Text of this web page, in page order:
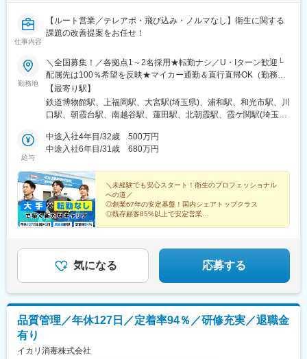
仕事内容
【ルート営業／テレアポ・飛び込み・ノルマなし】衛生に関する
課題の改善提案をお任せ！
勤務地
＼全国募集！／各拠点1～2名採用★転勤ナシ／U・Iターン歓迎└
配属先は100％希望を反映★マイカー通勤＆直行直帰OK（勤務地
や現場による）＼積極採用エリア／【北海道】北海道／旭川市、
北見市、釧路市【東北】宮城県／仙台市【関東】茨城県／つくば
市 東京都／江東区、町田市、武蔵村山市 埼玉県
伊勢原市 山梨県／中央市【東海】岐阜県／羽島
市 愛知県／名古屋市、知立市 三重県／四日市市
市 大阪府／東大阪市 兵庫県／加古川市、神戸
市、西宮市【中国】鳥取県／米子市 岡山県／岡山市【四
国】徳島県／徳島市 広島県／福山市【九州】福岡県／福
岡市 熊本県／熊本市 鹿児島県／鹿児島市※詳しい
所在地は当社HPをご覧ください。
【最寄り駅】
鉄道博物館駅、上福岡駅、大宮駅(埼玉県)、浦和駅、和光市駅、川
口駅、朝霞台駅、南越谷駅、蓮田駅、北朝霞駅、霞ケ関駅(埼玉
心駅、武蔵浦和駅、所沢駅、北浦和駅、志木駅、草加駅、上尾
駅、東川口駅、谷塚駅、朝霞駅、春日部駅、戸田公園駅、東大宮
駅、せんげん台駅、与野駅、熊谷駅、本川越駅、新所沢駅、越谷
駅、代々木駅、新宿駅、渋谷駅、池袋駅、四ツ谷駅、大手町駅(東
京都)、新秋津駅、品川駅、市ケ谷駅、石神井公園駅、馬喰町駅、
京成金町駅、北千住駅、分倍河原駅、汐留駅、秋葉原駅、高田馬
場駅、立川駅、小竹向原駅、下北沢駅、上野駅、大塚駅前駅、井
駅、国立駅、神保町駅、九段下駅、浜松町駅、五反田駅、要町
駅、笹塚駅、武蔵砂川駅、淵野辺駅、愛甲石田駅、新羽駅、善行
駅、横浜駅、京急川崎駅、相模原駅、武蔵中原駅、三ツ境駅、武
模原駅、鶴見駅、上大岡駅、桜木町駅、小田原駅、長津田駅、海
老名駅(相模線)、あざみ野駅、本厚木駅、新百合ケ丘駅、相模大野
神線)、京橋駅(大阪府)、堺筋本町駅、和泉府中駅、鶴橋駅、東梅
給与
中途入社4年目/32歳 500万円
中途入社6年目/31歳 680万円
＼未経験でも安心スタート！衛生のプロフェッショナル
への道／
◎創業67年の安定基盤！国内シェアトップクラス
◎既存顧客85%以上で安定営業
気になる 応募する
品質管理／年休127日／定着率94％／研修充実／退職金
有り
イカリ消毒株式会社